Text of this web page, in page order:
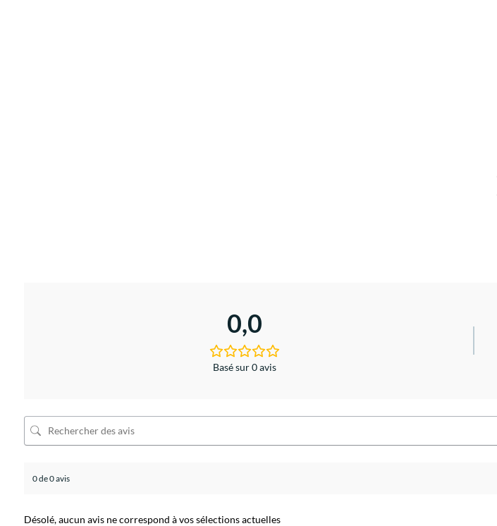
0,0
Basé sur 0 avis
0 de 0 avis
Désolé, aucun avis ne correspond à vos sélections actuelles